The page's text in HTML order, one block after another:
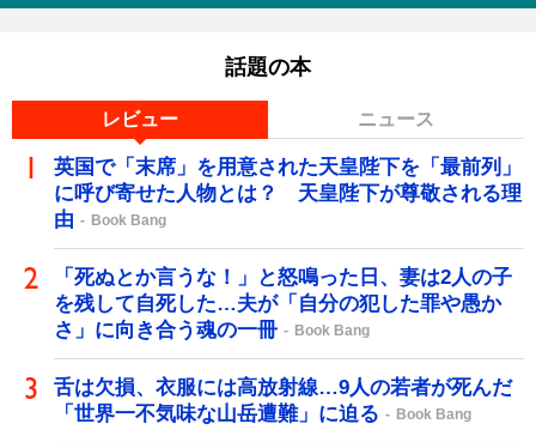
話題の本
レビュー ニュース
英国で「末席」を用意された天皇陛下を「最前列」
に呼び寄せた人物とは？ 天皇陛下が尊敬される理
由
Book Bang
「死ぬとか言うな！」と怒鳴った日、妻は2人の子
を残して自死した…夫が「自分の犯した罪や愚か
さ」に向き合う魂の一冊
Book Bang
舌は欠損、衣服には高放射線…9人の若者が死んだ
「世界一不気味な山岳遭難」に迫る
Book Bang